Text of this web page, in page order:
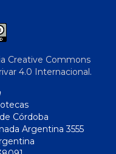
Creative Commons
4.0 Internacional.
Córdoba
Argentina 3555